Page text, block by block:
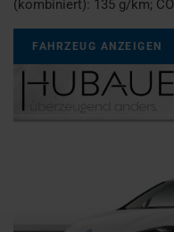
(kombiniert): 135 g/km; CO
FAHRZEUG ANZEIGEN